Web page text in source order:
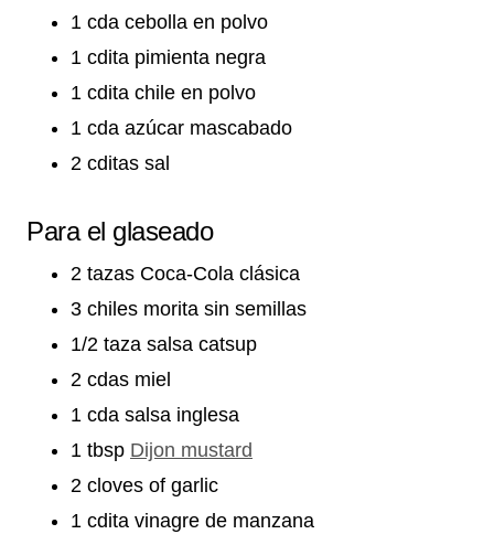
1 cda cebolla en polvo
1 cdita pimienta negra
1 cdita chile en polvo
1 cda azúcar mascabado
2 cditas sal
Para el glaseado
2 tazas Coca-Cola clásica
3 chiles morita sin semillas
1/2 taza salsa catsup
2 cdas miel
1 cda salsa inglesa
1 tbsp Dijon mustard
2 cloves of garlic
1 cdita vinagre de manzana